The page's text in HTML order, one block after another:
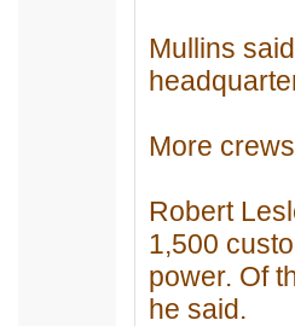
Mullins
More
Robert
1,500
power. Of
he said.